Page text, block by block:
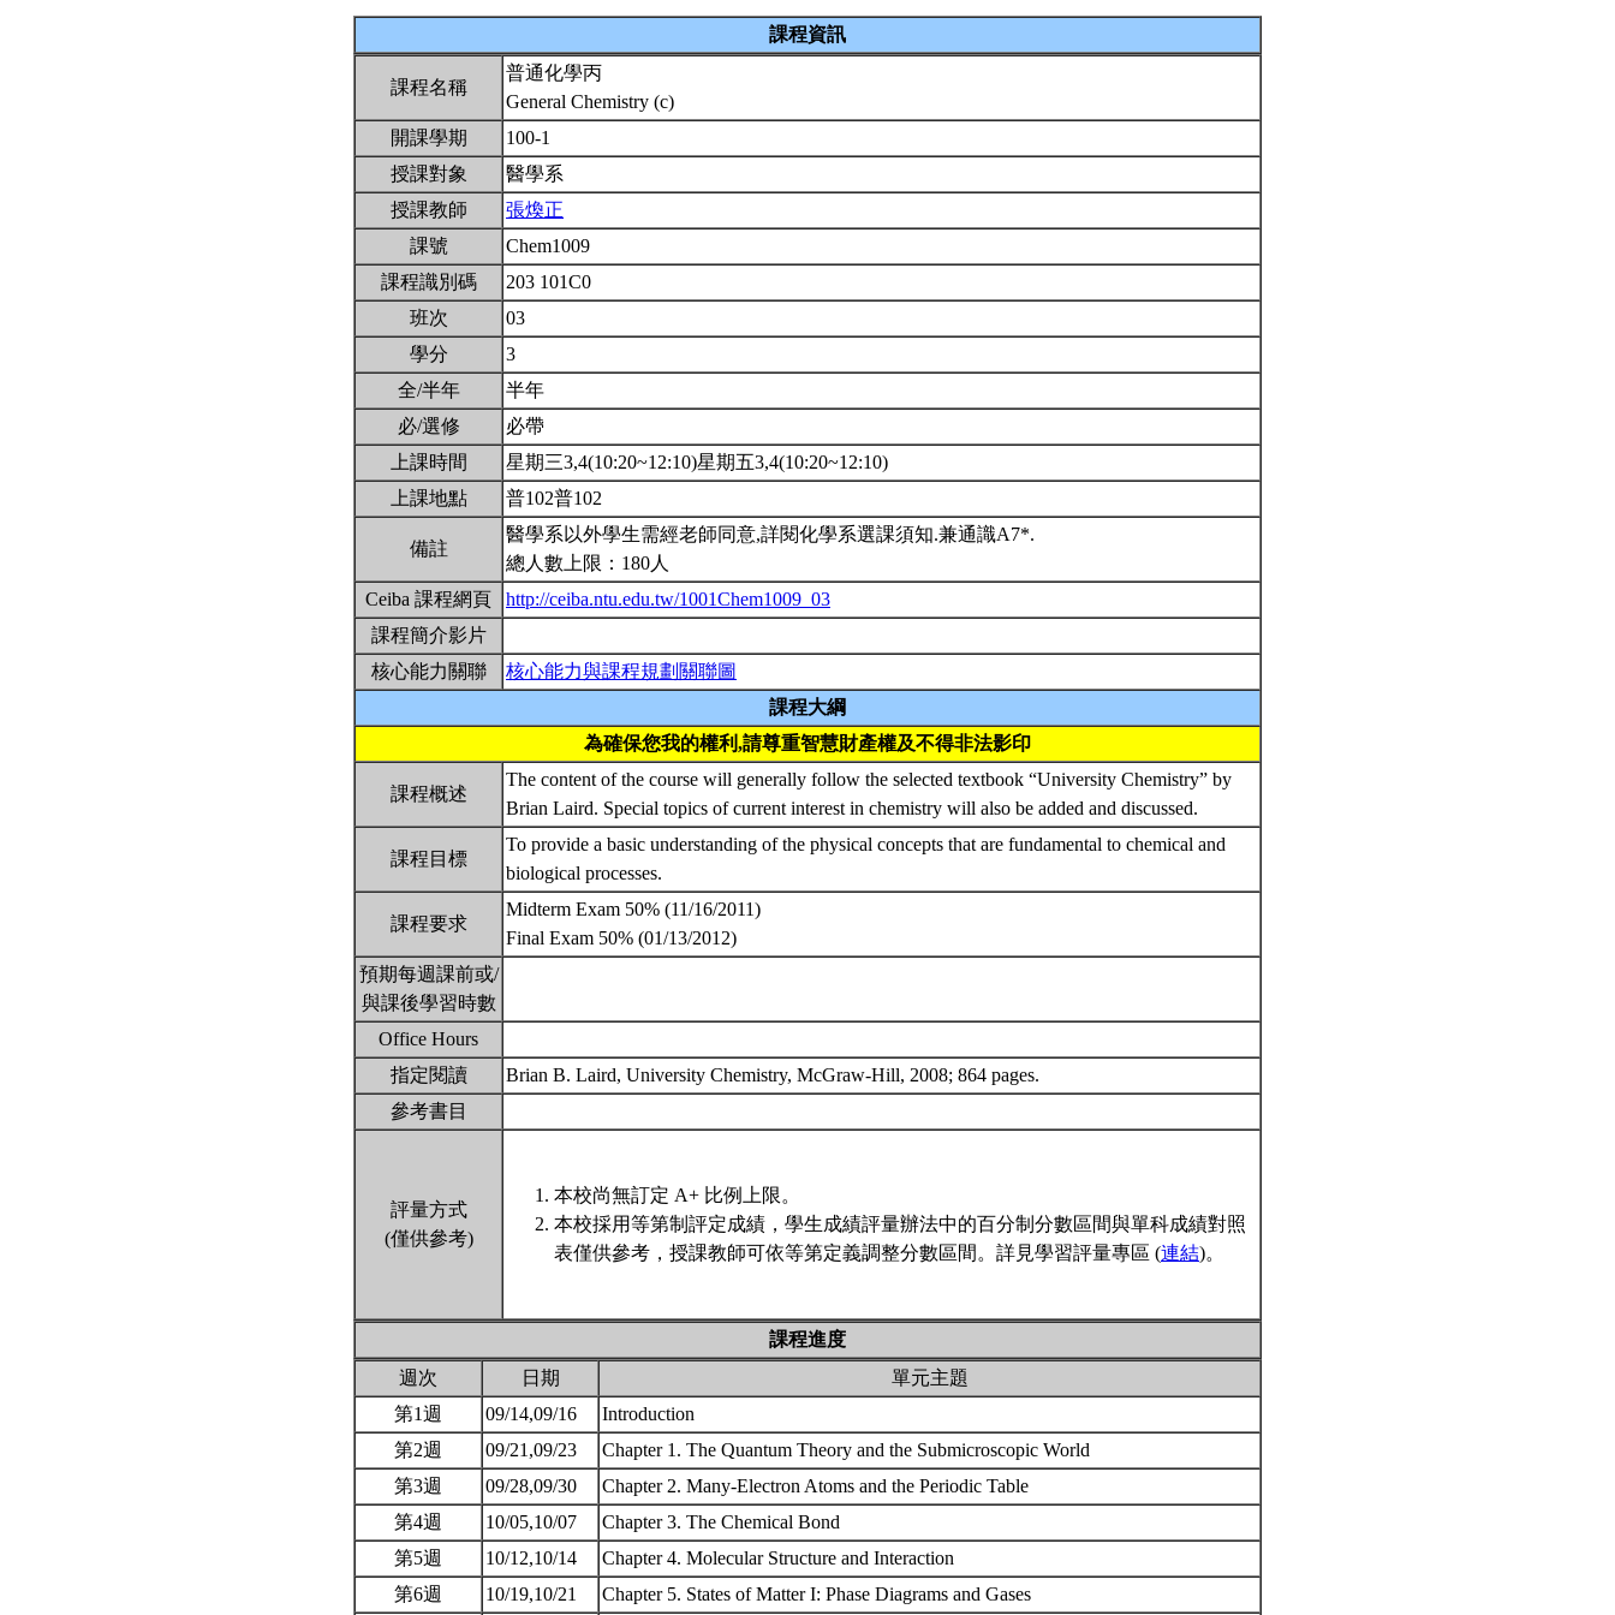
課程資訊
課程名稱
普通化學丙
General Chemistry (c)
開課學期
100-1
授課對象
醫學系
授課教師
張煥正
課號
Chem1009
課程識別碼
203 101C0
班次
03
學分
3
全/半年
半年
必/選修
必帶
上課時間
星期三3,4(10:20~12:10)星期五3,4(10:20~12:10)
上課地點
普102普102
備註
醫學系以外學生需經老師同意,詳閱化學系選課須知.兼通識A7*.
總人數上限：180人
Ceiba 課程網頁
http://ceiba.ntu.edu.tw/1001Chem1009_03
課程簡介影片
核心能力關聯
核心能力與課程規劃關聯圖
課程大綱
為確保您我的權利,請尊重智慧財產權及不得非法影印
課程概述
The content of the course will generally follow the selected textbook “University Chemistry” by
Brian Laird. Special topics of current interest in chemistry will also be added and discussed.
課程目標
To provide a basic understanding of the physical concepts that are fundamental to chemical and
biological processes.
課程要求
Midterm Exam 50% (11/16/2011)
Final Exam 50% (01/13/2012)
預期每週課前或/
與課後學習時數
Office Hours
指定閱讀
Brian B. Laird, University Chemistry, McGraw-Hill, 2008; 864 pages.
參考書目
評量方式
(僅供參考)
本校尚無訂定 A+ 比例上限。
本校採用等第制評定成績，學生成績評量辦法中的百分制分數區間與單科成績對照
表僅供參考，授課教師可依等第定義調整分數區間。詳見學習評量專區 (連結)。
課程進度
週次
日期
單元主題
第1週
09/14,09/16
Introduction
第2週
09/21,09/23
Chapter 1. The Quantum Theory and the Submicroscopic World
第3週
09/28,09/30
Chapter 2. Many-Electron Atoms and the Periodic Table
第4週
10/05,10/07
Chapter 3. The Chemical Bond
第5週
10/12,10/14
Chapter 4. Molecular Structure and Interaction
第6週
10/19,10/21 Chapter 5. States of Matter I: Phase Diagrams and Gases